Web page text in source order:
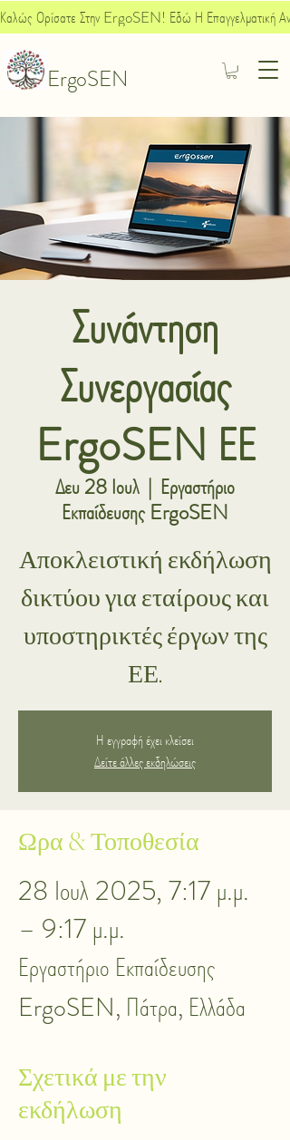
ErgoSEN
Καλώς Ορίσατε Στην ErgoSEN! Εδώ Η Επαγγελματική
Συνάντηση
Συνεργασίας
ErgoSEN ΕΕ
Δευ 28 Ιουλ
  |
Εργαστήριο
Εκπαίδευσης ErgoSEN
Αποκλειστική εκδήλωση
δικτύου για εταίρους και
υποστηρικτές έργων της
ΕΕ.
Η εγγραφή έχει κλείσει
Δείτε άλλες εκδηλώσεις
Ωρα & Τοποθεσία
28 Ιουλ 2025, 7:17 μ.μ.
– 9:17 μ.μ.
Εργαστήριο Εκπαίδευσης
ErgoSEN, Πάτρα, Ελλάδα
Σχετικά με την
εκδήλωση